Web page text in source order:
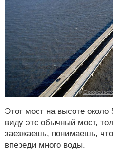
©
Этот мост на высоте
виду это обычный мост,
заезжаешь, понимаешь,
впереди много воды.